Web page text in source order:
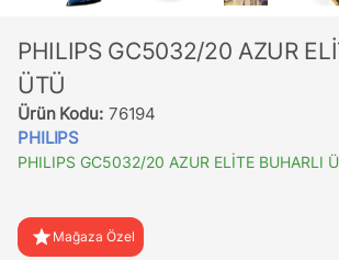
PHILIPS GC5032/20 AZUR
ÜTÜ
Ürün Kodu: 76194
PHILIPS
PHILIPS GC5032/20 AZUR ELİTE BUHARLI
star Mağaza Özel